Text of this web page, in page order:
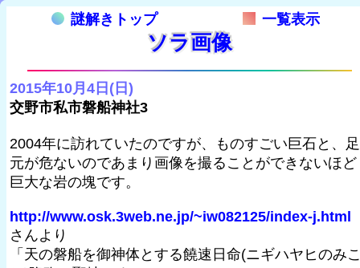
謎解きトップ 一覧表示
ソラ画像
2015年10月4日(日)
交野市私市磐船神社3
2004年に訪れていたのですが、ものすごい巨石と、足
元が危ないのであまり画像を撮ることができないほど
巨大な岩の塊です。
http://www.osk.3web.ne.jp/~iw082125/index-j.html
さんより
「天の磐船を御神体とする饒速日命(ニギハヤヒのみ